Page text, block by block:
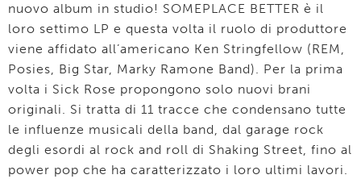
nuovo album in studio! SOMEPLACE BETTER è il
loro settimo LP e questa volta il ruolo di produttore
viene affidato all’americano Ken Stringfellow (REM,
Posies, Big Star, Marky Ramone Band). Per la prima
volta i Sick Rose propongono solo nuovi brani
originali. Si tratta di 11 tracce che condensano tutte
le influenze musicali della band, dal garage rock
degli esordi al rock and roll di Shaking Street, fino al
power pop che ha caratterizzato i loro ultimi lavori.